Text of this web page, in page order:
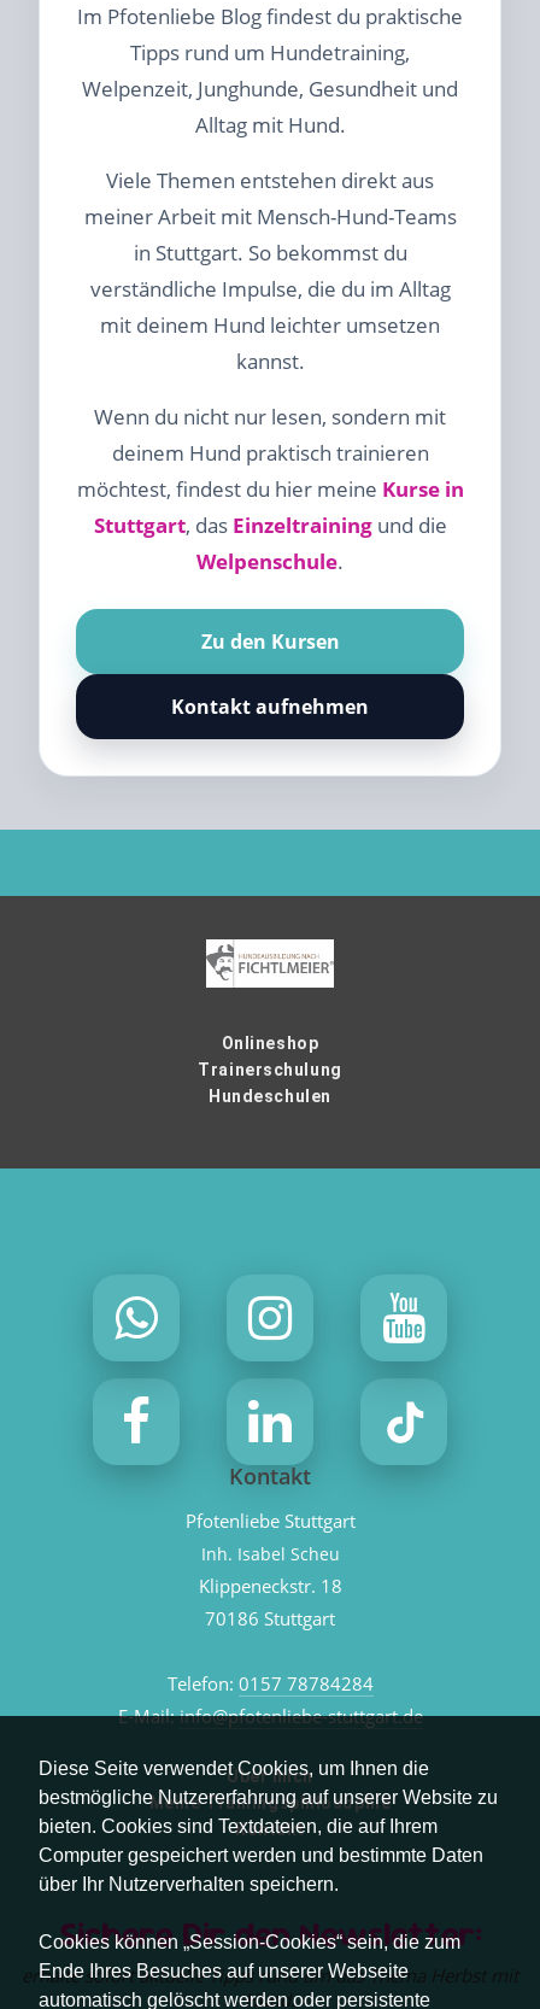
Diese Seite verwendet Cookies, um Ihnen die
bestmögliche Nutzererfahrung auf unserer Website zu
bieten. Cookies sind Textdateien, die auf Ihrem
Computer gespeichert werden und bestimmte Daten
über Ihr Nutzerverhalten speichern.
Cookies können „Session-Cookies“ sein, die zum
Ende Ihres Besuches auf unserer Webseite
automatisch gelöscht werden oder persistente
Im Pfotenliebe Blog findest du praktische
Tipps rund um Hundetraining,
Welpenzeit, Junghunde, Gesundheit und
Alltag mit Hund.
Viele Themen entstehen direkt aus
meiner Arbeit mit Mensch-Hund-Teams
in Stuttgart. So bekommst du
verständliche Impulse, die du im Alltag
mit deinem Hund leichter umsetzen
kannst.
Wenn du nicht nur lesen, sondern mit
deinem Hund praktisch trainieren
möchtest, findest du hier meine Kurse in
Stuttgart, das Einzeltrainingund die
Welpenschule.
Zu den Kursen
Kontakt aufnehmen
Onlineshop
Trainerschulung
Hundeschulen
Kontakt
Pfotenliebe Stuttgart
Inh. Isabel Scheu
Klippeneckstr. 18
70186 Stuttgart
Telefon: 0157 78784284
E-Mail:info@pfotenliebe-stuttgart.de
Über mich
Meine Trainingsphilosophie
Kontakt
Sichere Dir den Newsletter:
erhalte sofort aktuelle Tipps rund um das Thema Herbst mit
Hund.